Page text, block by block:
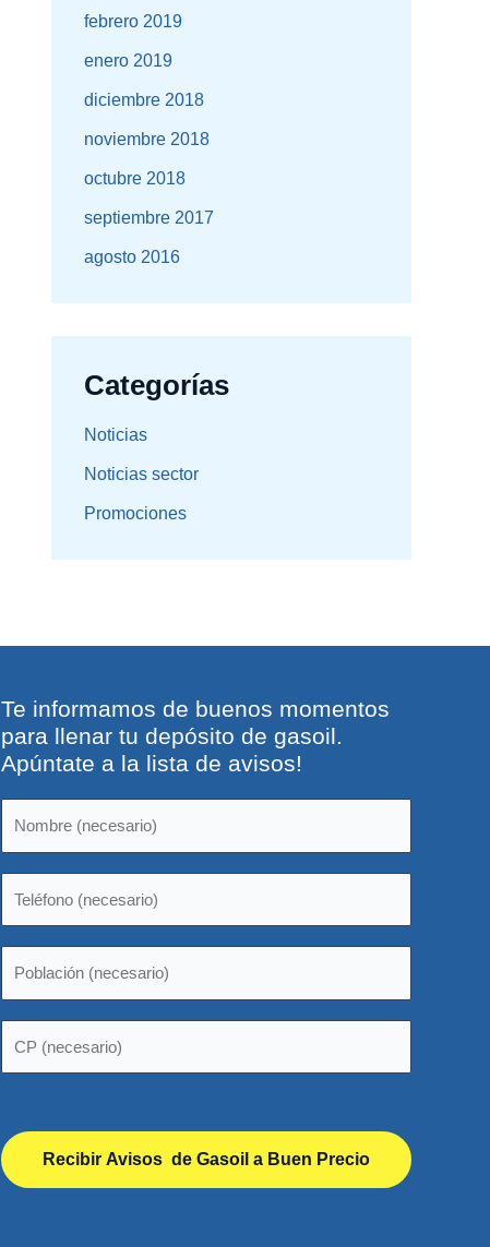
febrero 2019
enero 2019
diciembre 2018
noviembre 2018
octubre 2018
septiembre 2017
agosto 2016
Categorías
Noticias
Noticias sector
Promociones
Te informamos de buenos momentos
para llenar tu depósito de gasoil.
Apúntate a la lista de avisos!